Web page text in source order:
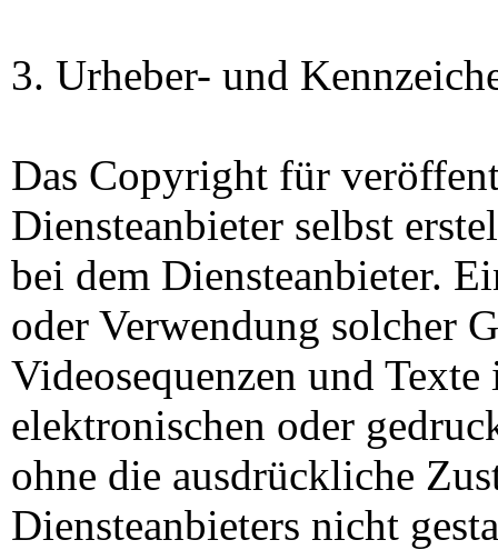
3. Urheber- und
Das Copyright für
Diensteanbieter selbst
bei dem Diensteanbieter.
oder Verwendung solcher
Videosequenzen und Texte
elektronischen oder
ohne die ausdrückliche
Diensteanbieters nicht